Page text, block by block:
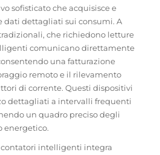
sofisticato che acquisisce e
dati dettagliati sui consumi. A
che richiedono letture
comunicano direttamente
una fatturazione
remoto e il rilevamento
di corrente. Questi dispositivi
dettagliati a intervalli frequenti
un quadro preciso degli
energetico.
intelligenti integra